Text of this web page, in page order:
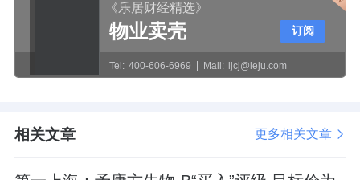
《乐居财经精选》
物业卖壳
Tel: 400-606-6969 Mail: ljcj@leju.com
订阅
相关文章 更多相关文章